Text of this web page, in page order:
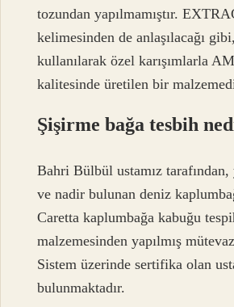
tozundan yapılmamıştır.
kelimesinden de anlaşılacağı
kullanılarak özel karışımlarla
kalitesinde üretilen bir
Şişirme bağa tesbih
Bahri Bülbül ustamız tarafından,
ve nadir bulunan deniz
Caretta kaplumbağa kabuğu
malzemesinden yapılmış
Sistem üzerinde sertifika olan
bulunmaktadır.